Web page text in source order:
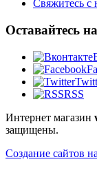
Свяжитесь с
Оставайтесь
RSS
Интернет магазин
защищены.
Создание сайтов